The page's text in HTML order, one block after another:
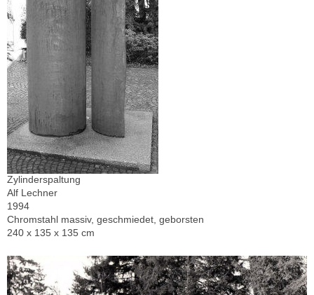
Zylinderspaltung
Alf Lechner
1994
Chromstahl massiv, geschmiedet, geborsten
240 x 135 x 135 cm